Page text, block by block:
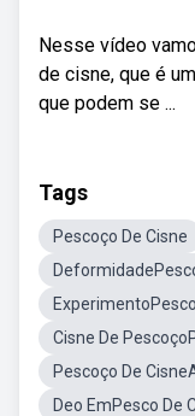
Nesse vídeo
de cisne, que é
que podem se ...
Tags
Pescoço De Cisne
Cisne De
Pescoço De
Deo EmPesco De